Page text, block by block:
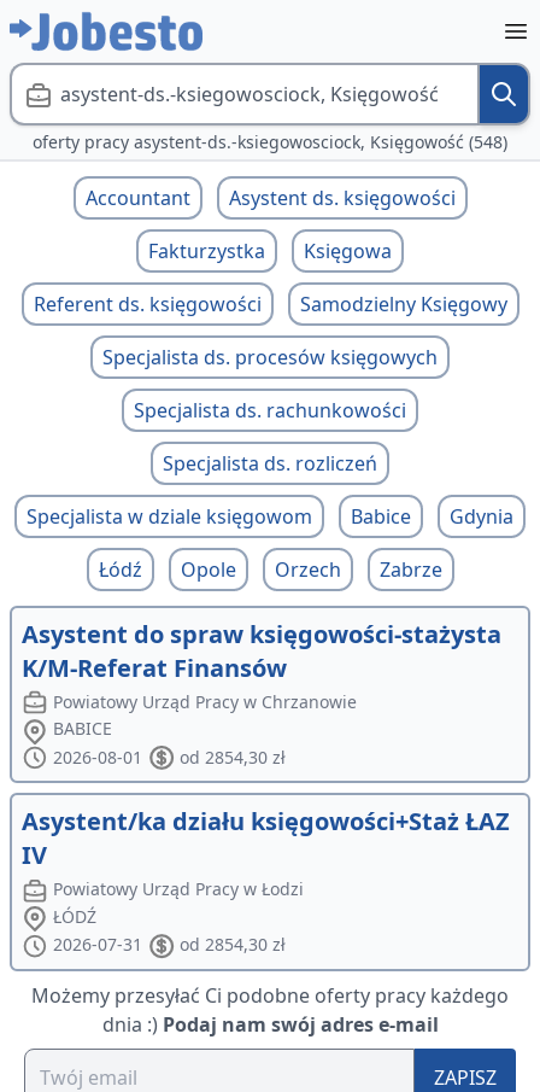
asystent-ds.-ksiegowosciock, Księgowość
oferty pracy asystent-ds.-ksiegowosciock, Księgowość (548)
Accountant
Asystent ds. księgowości
Fakturzystka
Księgowa
Referent ds. księgowości
Samodzielny Księgowy
Specjalista ds. procesów księgowych
Specjalista ds. rachunkowości
Specjalista ds. rozliczeń
Specjalista w dziale księgowom
Babice
Gdynia
Łódź
Opole Orzech Zabrze
Asystent do spraw księgowości-stażysta
K/M-Referat Finansów
Powiatowy Urząd Pracy w Chrzanowie
BABICE
2026-08-01
od 2854,30 zł
Asystent/ka działu księgowości+Staż ŁAZ
IV
Powiatowy Urząd Pracy w Łodzi
ŁÓDŹ
2026-07-31
od 2854,30 zł
Możemy przesyłać Ci podobne oferty pracy każdego
dnia :) Podaj nam swój adres e-mail
ZAPISZ